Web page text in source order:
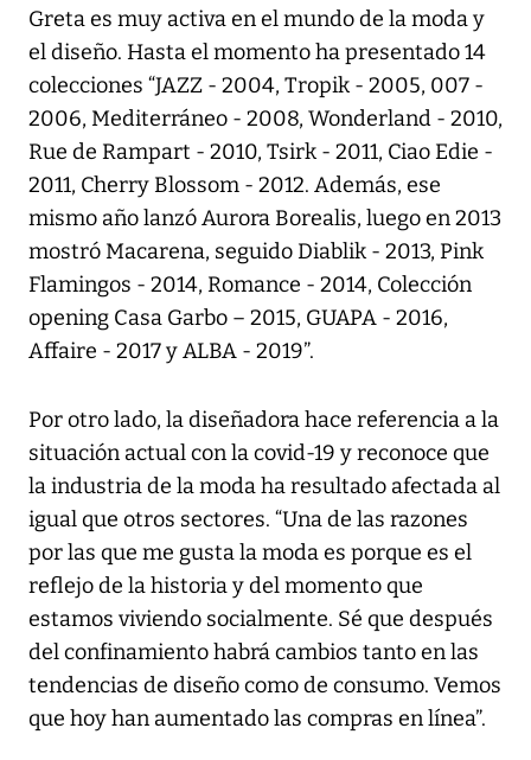
Greta es muy activa en el mundo de la moda y
el diseño. Hasta el momento ha presentado 14
colecciones “JAZZ - 2004, Tropik - 2005, 007 -
2006, Mediterráneo - 2008, Wonderland - 2010,
Rue de Rampart - 2010, Tsirk - 2011, Ciao Edie -
2011, Cherry Blossom - 2012. Además, ese
mismo año lanzó Aurora Borealis, luego en 2013
mostró Macarena, seguido Diablik - 2013, Pink
Flamingos - 2014, Romance - 2014, Colección
opening Casa Garbo – 2015, GUAPA - 2016,
Affaire - 2017 y ALBA - 2019”.
Por otro lado, la diseñadora hace referencia a la
situación actual con la covid-19 y reconoce que
la industria de la moda ha resultado afectada al
igual que otros sectores. “Una de las razones
por las que me gusta la moda es porque es el
reflejo de la historia y del momento que
estamos viviendo socialmente. Sé que después
del confinamiento habrá cambios tanto en las
tendencias de diseño como de consumo. Vemos
que hoy han aumentado las compras en línea”.